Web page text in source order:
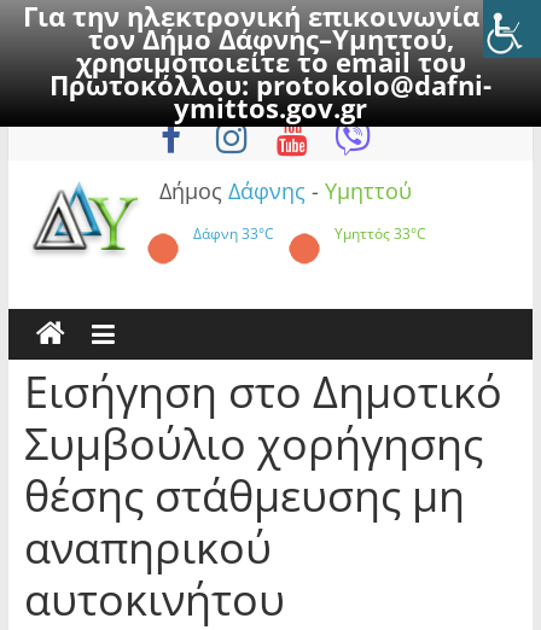
Για την ηλεκτρονική επικοινωνία με
τον Δήμο Δάφνης–Υμηττού,
χρησιμοποιείτε το email του
Πρωτοκόλλου:protokolo@dafni-
ymittos.gov.gr
to
Σάββατο, 8 Αυγούστου 2026
Δήμος Δάφνης - Υμηττού
Δάφνη33°C Υμηττός33°C
Εισήγηση στο Δημοτικό
Συμβούλιο χορήγησης
θέσης στάθμευσης μη
αναπηρικού
αυτοκινήτου